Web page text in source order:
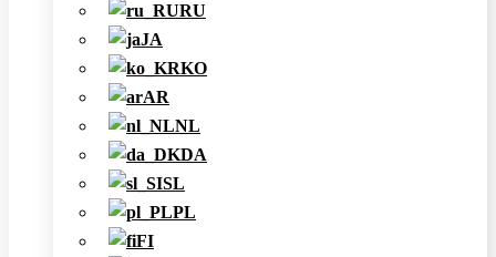
RU
JA
KO
AR
NL
DA
SL
PL
FI